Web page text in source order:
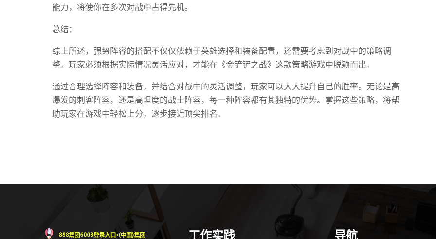
能力，将使你在多次对战中占得先机。
总结：
综上所述，强势阵容的搭配不仅仅依赖于英雄选择和装备配置，还需要考虑到对战中的策略调
整。玩家必须根据实际情况灵活应对，才能在《金铲铲之战》这款策略游戏中脱颖而出。
通过合理选择阵容和装备，并结合对战中的灵活调整，玩家可以大大提升自己的胜率。无论是高
爆发的刺客阵容，还是高坦度的战士阵容，每一种阵容都有其独特的优势。掌握这些策略，将帮
助玩家在游戏中轻松上分，逐步接近顶尖排名。
工作实践 导航